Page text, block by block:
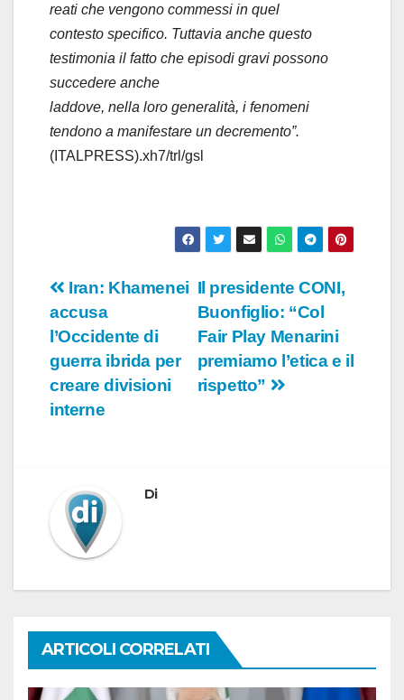
reati che vengono commessi in quel
contesto specifico. Tuttavia anche questo
testimonia il fatto che episodi gravi possono
succedere anche
laddove, nella loro generalità, i fenomeni
tendono a manifestare un decremento”.
(ITALPRESS).xh7/trl/gsl
Navigazione
articoli
Il presidente CONI,
Buonfiglio: “Col
Fair Play Menarini
premiamo l’etica e il
rispetto”
Iran: Khamenei
accusa
l’Occidente di
guerra ibrida per
creare divisioni
interne
Di
ARTICOLI CORRELATI